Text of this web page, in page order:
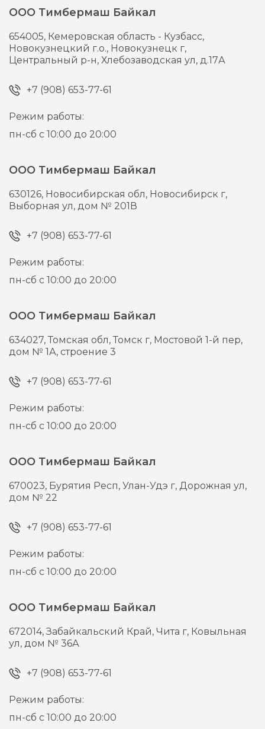
ООО Тимбермаш Байкал
654005, Кемеровская область - Кузбасс,
Новокузнецкий г.о., Новокузнецк г,
Центральный р-н, Хлебозаводская ул, д.17А
+7 (908) 653-77-61
Режим работы:
пн-сб с 10:00 до 20:00
ООО Тимбермаш Байкал
630126, Новосибирская обл, Новосибирск г,
Выборная ул, дом № 201В
+7 (908) 653-77-61
Режим работы:
пн-сб с 10:00 до 20:00
ООО Тимбермаш Байкал
634027,Томская обл, Томск г, Мостовой 1-й пер,
дом № 1А, строение 3
+7 (908) 653-77-61
Режим работы:
пн-сб с 10:00 до 20:00
ООО Тимбермаш Байкал
670023, Бурятия Респ, Улан-Удэ г,Дорожная ул,
дом № 22
+7 (908) 653-77-61
Режим работы:
пн-сб с 10:00 до 20:00
ООО Тимбермаш Байкал
672014,Забайкальский Край, Чита г, Ковыльная
ул, дом № 36А
+7 (908) 653-77-61
Режим работы:
пн-сб с 10:00 до 20:00